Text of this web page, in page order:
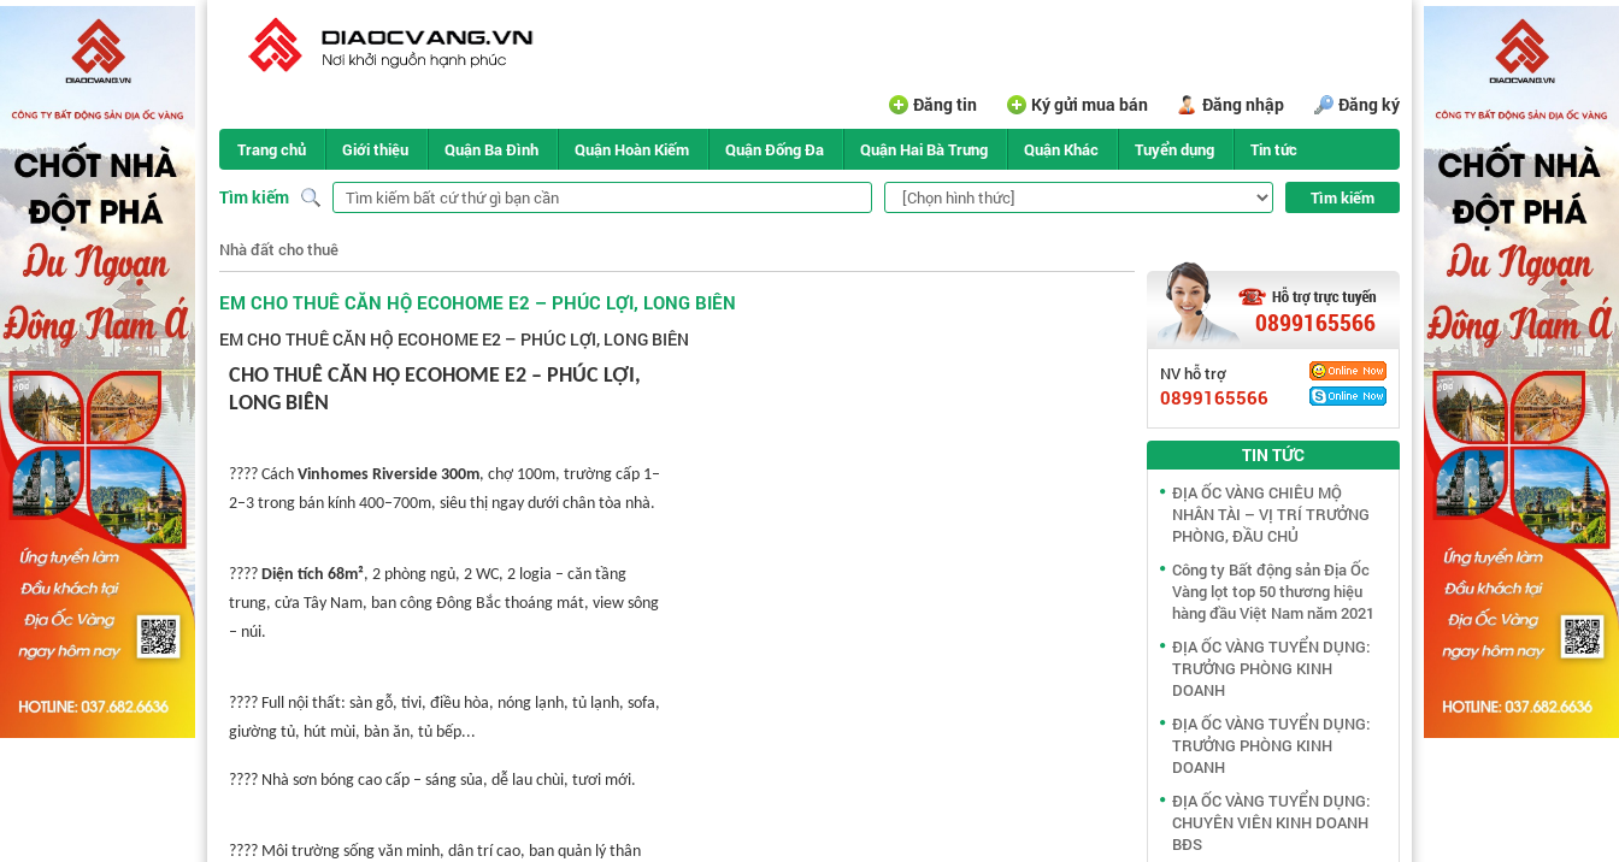
Đăng tin Ký gửi mua bán Đăng nhập Đăng ký
Trang chủ Giới thiệu Quận Ba Đình Quận Hoàn Kiếm Quận Đống Đa Quận Hai Bà Trưng Quận Khác Tuyển dụng Tin tức
Tìm kiếm
Nhà đất cho thuê
EM CHO THUÊ CĂN HỘ ECOHOME E2 – PHÚC LỢI, LONG BIÊN
EM CHO THUÊ CĂN HỘ ECOHOME E2 – PHÚC LỢI, LONG BIÊN
CHO THUÊ CĂN HỘ ECOHOME E2 – PHÚC LỢI,
LONG BIÊN
???? Cách Vinhomes Riverside 300m, chợ 100m, trường cấp 1–
2–3 trong bán kính 400–700m, siêu thị ngay dưới chân tòa nhà.
???? Diện tích 68m², 2 phòng ngủ, 2 WC, 2 logia – căn tầng
trung, cửa Tây Nam, ban công Đông Bắc thoáng mát, view sông
– núi.
????️ Full nội thất: sàn gỗ, tivi, điều hòa, nóng lạnh, tủ lạnh, sofa,
giường tủ, hút mùi, bàn ăn, tủ bếp...
???? Nhà sơn bóng cao cấp – sáng sủa, dễ lau chùi, tươi mới.
???? Môi trường sống văn minh, dân trí cao, ban quản lý thân
0899165566
NV hỗ trợ
0899165566
TIN TỨC
ĐỊA ỐC VÀNG CHIÊU MỘ
NHÂN TÀI – VỊ TRÍ TRƯỞNG
PHÒNG, ĐẦU CHỦ
Công ty Bất động sản Địa Ốc
Vàng lọt top 50 thương hiệu
hàng đầu Việt Nam năm 2021
ĐỊA ỐC VÀNG TUYỂN DỤNG:
TRƯỞNG PHÒNG KINH
DOANH
ĐỊA ỐC VÀNG TUYỂN DỤNG:
TRƯỞNG PHÒNG KINH
DOANH
ĐỊA ỐC VÀNG TUYỂN DỤNG:
CHUYÊN VIÊN KINH DOANH
BĐS